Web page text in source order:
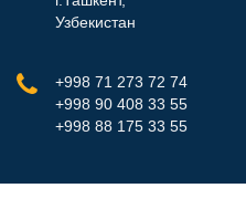
Узбекистан
+998 71 273 72 74
+998 90 408 33 55
+998 88 175 33 55